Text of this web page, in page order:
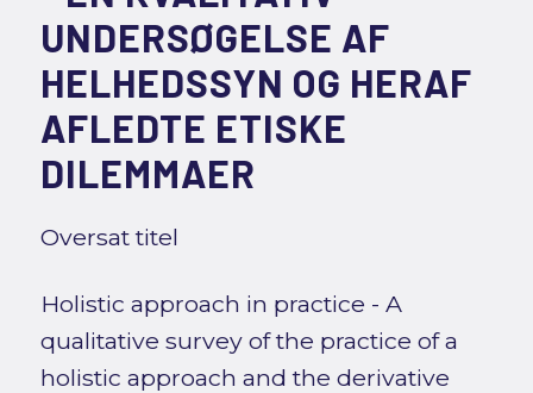
UNDERSØGELSE AF
HELHEDSSYN OG HERAF
AFLEDTE ETISKE
DILEMMAER
Oversat titel
Holistic approach in practice - A
qualitative survey of the practice of a
holistic approach and the derivative